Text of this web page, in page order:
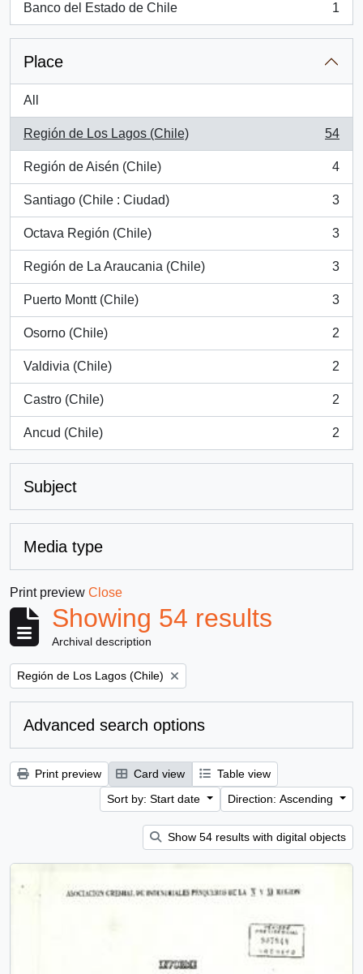
Banco del Estado de Chile
, 1 results
1
Place
All
Región de Los Lagos (Chile)
, 54 results
54
Región de Aisén (Chile)
, 4 results
4
Santiago (Chile : Ciudad)
, 3 results
3
Octava Región (Chile)
, 3 results
3
Región de La Araucania (Chile)
, 3 results
3
Puerto Montt (Chile)
, 3 results
3
Osorno (Chile)
, 2 results
2
Valdivia (Chile)
, 2 results
2
Castro (Chile)
, 2 results
2
Ancud (Chile)
, 2 results
2
Subject
Media type
Print preview Close
Showing 54 results
Archival description
Remove filter:
Región de Los Lagos (Chile)
Advanced search options
Print preview Card view
Table view
Sort by: Start date
Direction: Ascending
Show 54 results with digital objects